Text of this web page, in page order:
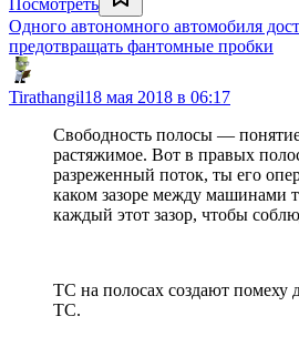
Посмотреть
Одного автономного автомобиля
предотвращать фантомные пробки
Tirathangil18 мая 2018 в 06:17
Свободность полосы —
растяжимое. Вот в правых
разреженный поток, ты его
каком зазоре между машинами
каждый этот зазор, чтобы
ТС на полосах создают помеху
ТС.